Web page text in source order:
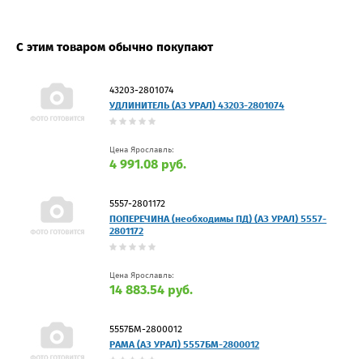
С этим товаром обычно покупают
43203-2801074
УДЛИНИТЕЛЬ (АЗ УРАЛ) 43203-2801074
Цена Ярославль:
4 991.08 руб.
5557-2801172
ПОПЕРЕЧИНА (необходимы ПД) (АЗ УРАЛ) 5557-
2801172
Цена Ярославль:
14 883.54 руб.
5557БМ-2800012
РАМА (АЗ УРАЛ) 5557БМ-2800012